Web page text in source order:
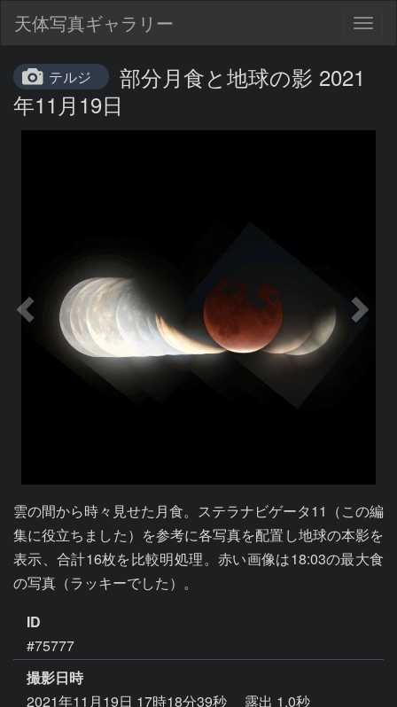
天体写真ギャラリー
テルジ
部分月食と地球の影 2021
年11月19日
雲の間から時々見せた月食。ステラナビゲータ11（この編
集に役立ちました）を参考に各写真を配置し地球の本影を
表示、合計16枚を比較明処理。赤い画像は18:03の最大食
の写真（ラッキーでした）。
ID
#75777
撮影日時
2021年11月19日 17時18分39秒
露出 1.0秒